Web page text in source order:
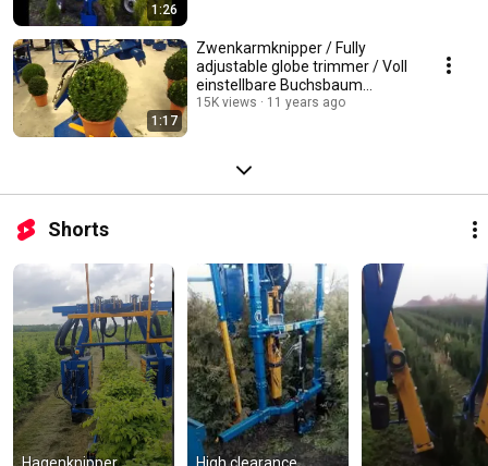
1:26
1:17
Zwenkarmknipper / Fully
adjustable globe trimmer / Voll
einstellbare Buchsbaum
schneidemaschine
15K views 11 years ago
Shorts